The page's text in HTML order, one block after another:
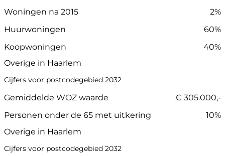
Woningen na 2015
2%
Huurwoningen
60%
Koopwoningen
40%
Overige in Haarlem
Cijfers voor postcodegebied 2032
Gemiddelde WOZ waarde
€ 305.000,-
Personen onder de 65 met uitkering
10%
Overige in Haarlem
Cijfers voor postcodegebied 2032